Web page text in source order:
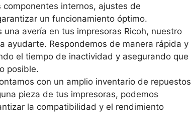
internos, ajustes de
un funcionamiento óptimo.
avería en tus impresoras Ricoh, nuestro
ayudarte. Respondemos de manera rápida y
el tiempo de inactividad y asegurando que
posible.
con un amplio inventario de repuestos
pieza de tus impresoras, podemos
la compatibilidad y el rendimiento